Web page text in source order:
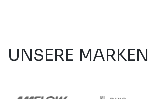
UNSERE MARKEN